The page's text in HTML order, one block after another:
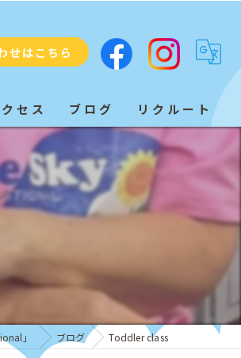
せはこちら
セス ブログ リクルート
」 ブログ Toddler class